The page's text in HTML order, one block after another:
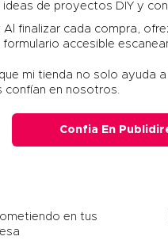
de proyectos DIY y
Al finalizar cada compra,
accesible
mi tienda no solo ayuda
confían en nosotros.
Confia En
en tus